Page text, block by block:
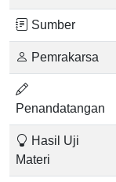
Sumber
Pemrakarsa
Penandatangan
Hasil Uji
Materi